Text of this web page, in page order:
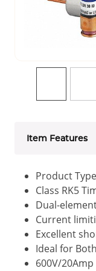
Item Features
Product
Class RK5
Dual-
Current
Excellent
Ideal for
600V/20Amp